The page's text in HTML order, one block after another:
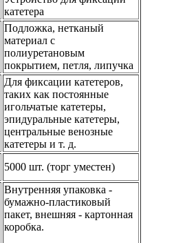
катетера
Подложка, нетканый
материал с
полиуретановым
покрытием, петля, липучка
Для фиксации катетеров,
таких как постоянные
игольчатые катетеры,
эпидуральные катетеры,
центральные венозные
катетеры и т. д.
5000 шт. (торг уместен)
Внутренняя упаковка -
бумажно-пластиковый
пакет, внешняя - картонная
коробка.